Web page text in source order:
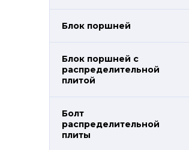
Блок поршней
Блок поршней c
распределительной
плитой
Болт
распределительной
плиты